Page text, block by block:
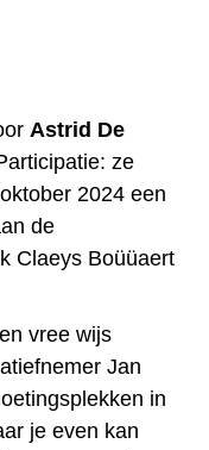
Astrid De
ze
2024 een
de
Claeys Boüüaert
vree wijs
Jan
in
je even kan